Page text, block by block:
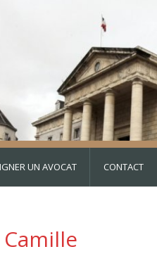
UN AVOCAT CONTACT
Camille